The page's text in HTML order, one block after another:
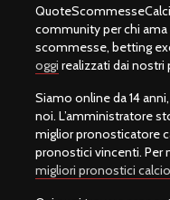
community per chi
scommesse, betting
oggi realizzati dai
Siamo online da 14
noi. L’amministratore
miglior pronosticatore
pronostici vincenti. Per
migliori pronostici calcio